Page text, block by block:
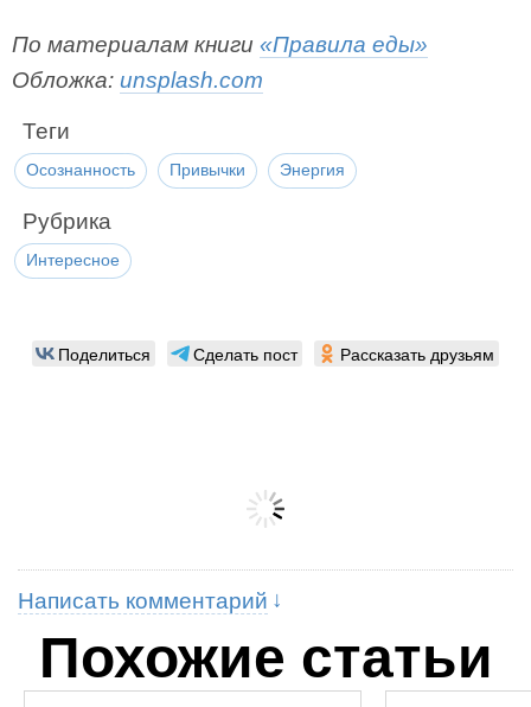
По материалам книги «Правила еды»
Обложка: unsplash.com
Теги
Осознанность Привычки Энергия
Рубрика
Интересное
Поделиться Сделать пост Рассказать друзьям
Написать комментарий
Похожие статьи